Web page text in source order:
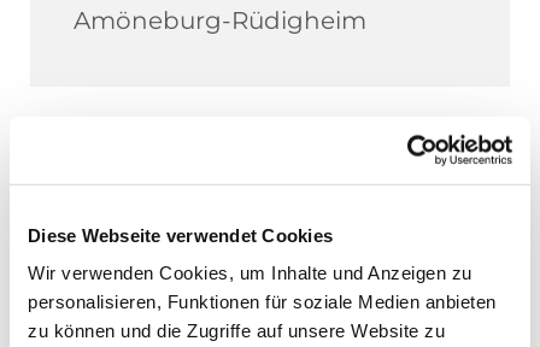
Diese Webseite verwendet Cookies
Wir verwenden Cookies, um Inhalte und Anzeigen zu
personalisieren, Funktionen für soziale Medien anbieten
zu können und die Zugriffe auf unsere Website zu
Amöneburg-Rüdigheim